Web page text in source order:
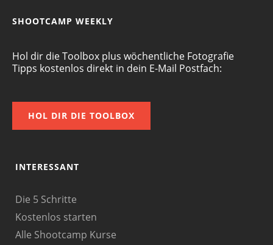
SHOOTCAMP WEEKLY
Hol dir die Toolbox plus wöchentliche Fotografie
Tipps kostenlos direkt in dein E-Mail Postfach:
HOL DIR DIE TOOLBOX
INTERESSANT
Die 5 Schritte
Kostenlos starten
Alle Shootcamp Kurse